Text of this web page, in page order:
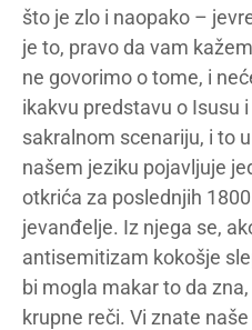
što je zlo i naopako –
je to, pravo da vam
ne govorimo o tome, i
ikakvu predstavu o Isusu
sakralnom scenariju, i to
našem jeziku pojavljuje
otkrića za poslednjih
jevanđelje. Iz njega se,
antisemitizam kokošje
bi mogla makar to da
krupne reči. Vi znate